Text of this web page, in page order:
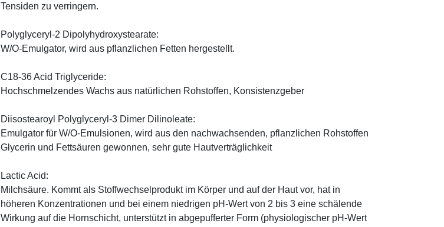
Tensiden zu verringern.
Polyglyceryl-2 Dipolyhydroxystearate:
W/O-Emulgator, wird aus pflanzlichen Fetten hergestellt.
C18-36 Acid Triglyceride:
Hochschmelzendes Wachs aus natürlichen Rohstoffen, Konsistenzgeber
Diisostearoyl Polyglyceryl-3 Dimer Dilinoleate:
Emulgator für W/O-Emulsionen, wird aus den nachwachsenden, pflanzlichen Rohstoffen
Glycerin und Fettsäuren gewonnen, sehr gute Hautverträglichkeit
Lactic Acid:
Milchsäure. Kommt als Stoffwechselprodukt im Körper und auf der Haut vor, hat in
höheren Konzentrationen und bei einem niedrigen pH-Wert von 2 bis 3 eine schälende
Wirkung auf die Hornschicht, unterstützt in abgepufferter Form (physiologischer pH-Wert